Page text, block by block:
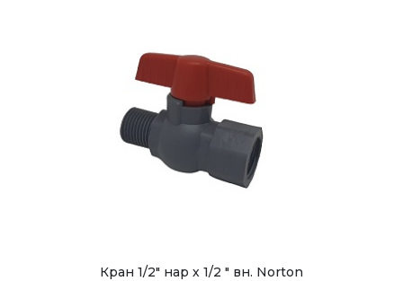
Кран 1/2" нар х 1/2 " вн. Norton